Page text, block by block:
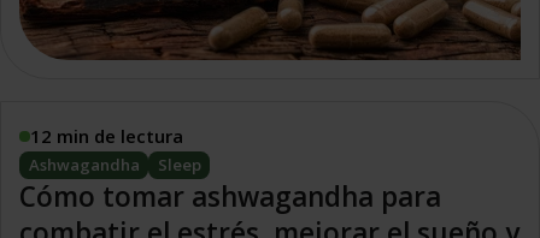
12 min de lectura
Ashwagandha Sleep
Cómo tomar ashwagandha para